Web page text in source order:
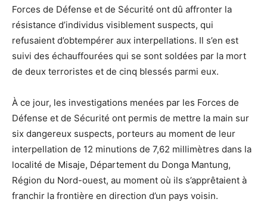
Forces de Défense et de Sécurité ont dû affronter la
résistance d’individus visiblement suspects, qui
refusaient d’obtempérer aux interpellations. Il s’en est
suivi des échauffourées qui se sont soldées par la mort
de deux terroristes et de cinq blessés parmi eux.
À ce jour, les investigations menées par les Forces de
Défense et de Sécurité ont permis de mettre la main sur
six dangereux suspects, porteurs au moment de leur
interpellation de 12 minutions de 7,62 millimètres dans la
localité de Misaje, Département du Donga Mantung,
Région du Nord-ouest, au moment où ils s’apprêtaient à
franchir la frontière en direction d’un pays voisin.